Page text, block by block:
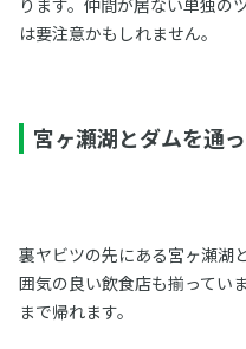
は要注意かもしれません。
宮ヶ瀬湖とダムを通
裏ヤビツの先にある宮ヶ瀬湖
囲気の良い飲食店も揃ってい
まで帰れます。